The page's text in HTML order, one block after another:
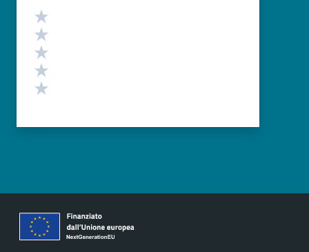
Valutazione